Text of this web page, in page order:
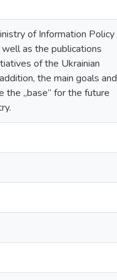
of Information Policy
as the publications
of the Ukrainian
the main goals and
the „base” for the future